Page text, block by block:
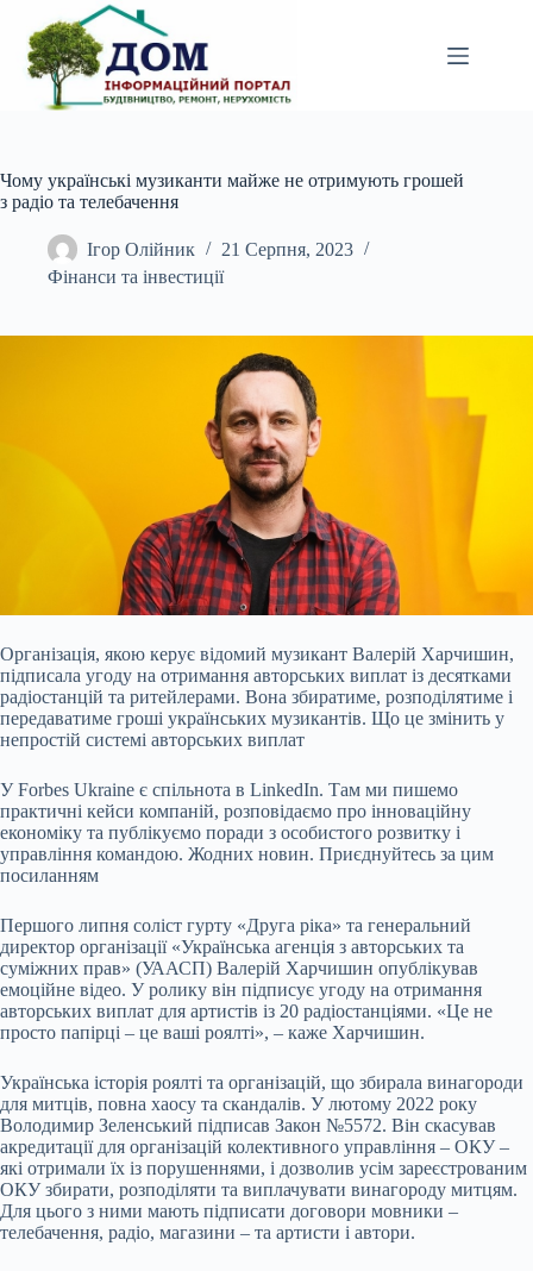
вмісту
Чому українські музиканти майже не отримують грошей
з радіо та телебачення
Ігор Олійник
21 Серпня, 2023
Фінанси та інвестиції
Організація, якою керує відомий музикант Валерій Харчишин,
підписала угоду на отримання авторських виплат із десятками
радіостанцій та ритейлерами. Вона збиратиме, розподілятиме і
передаватиме гроші українських музикантів. Що це змінить у
непростій системі авторських виплат
У Forbes Ukraine є спільнота в LinkedIn. Там ми пишемо
практичні кейси компаній, розповідаємо про інноваційну
економіку та публікуємо поради з особистого розвитку і
управління командою. Жодних новин. Приєднуйтесь за цим
посиланням
Першого липня соліст гурту «Друга ріка» та генеральний
директор організації «Українська агенція з авторських та
суміжних прав» (УААСП) Валерій Харчишин опублікував
емоційне відео. У ролику він підписує угоду на отримання
авторських виплат для артистів із 20 радіостанціями. «Це не
просто папірці – це ваші роялті», – каже Харчишин.
Українська історія роялті та організацій, що збирала винагороди
для митців, повна хаосу та скандалів. У лютому 2022 року
Володимир Зеленський підписав Закон №5572. Він скасував
акредитації для організацій колективного управління – ОКУ –
які отримали їх із порушеннями, і дозволив усім зареєстрованим
ОКУ збирати, розподіляти та виплачувати винагороду митцям.
Для цього з ними мають підписати договори мовники –
телебачення, радіо, магазини – та артисти і автори.